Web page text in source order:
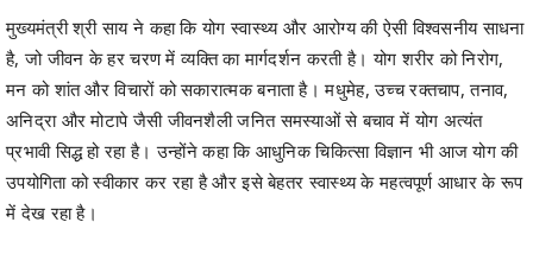
मन को शांत और विचारों को सकारात्मक बनाता है। मधुमेह, उच्च रक्तचाप, तनाव,
अनिद्रा और मोटापे जैसी जीवनशैली जनित समस्याओं से बचाव में योग अत्यंत
प्रभावी सिद्ध हो रहा है। उन्होंने कहा कि आधुनिक चिकित्सा विज्ञान भी आज योग की
उपयोगिता को स्वीकार कर रहा है और इसे बेहतर स्वास्थ्य के महत्वपूर्ण आधार के रूप
में देख रहा है।